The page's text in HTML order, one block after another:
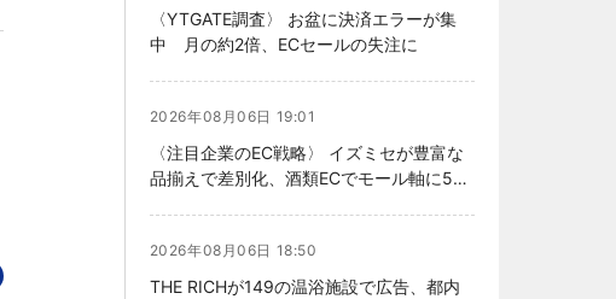
〈YTGATE調査〉 お盆に決済エラーが集
中 月の約2倍、ECセールの失注に
2026年08月06日 19:01
〈注目企業のEC戦略〉 イズミセが豊富な
品揃えで差別化、酒類ECでモール軸に50
2026年08月06日 18:50
THE RICHが149の温浴施設で広告、都内